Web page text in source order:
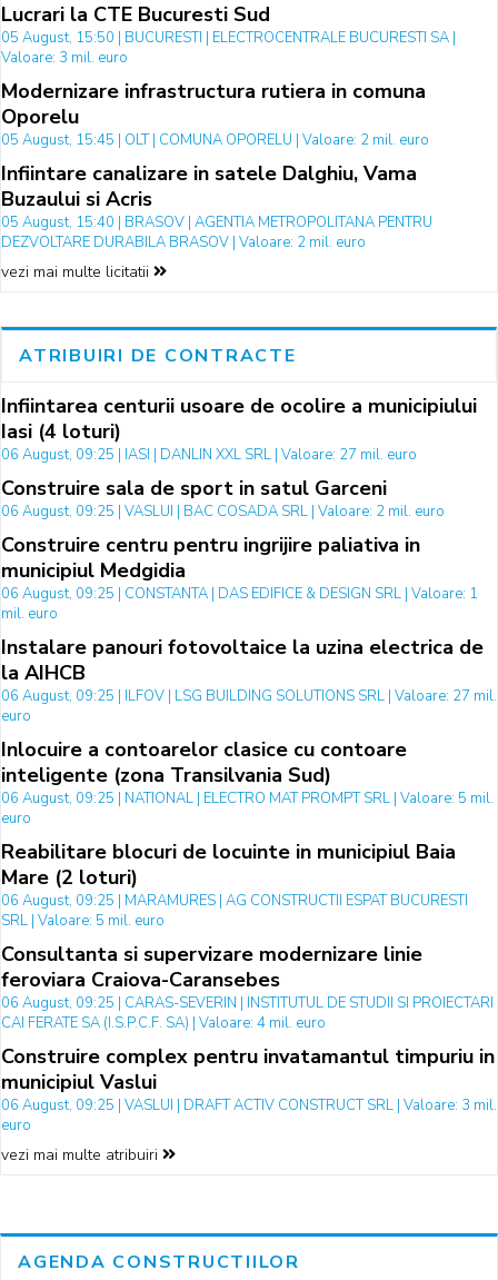
Lucrari la CTE Bucuresti Sud
05 August, 15:50 | BUCURESTI | ELECTROCENTRALE BUCURESTI SA |
Valoare: 3 mil. euro
Modernizare infrastructura rutiera in comuna
Oporelu
05 August, 15:45 | OLT | COMUNA OPORELU | Valoare: 2 mil. euro
Infiintare canalizare in satele Dalghiu, Vama
Buzaului si Acris
05 August, 15:40 | BRASOV | AGENTIA METROPOLITANA PENTRU
DEZVOLTARE DURABILA BRASOV | Valoare: 2 mil. euro
vezi mai multe licitatii
ATRIBUIRI DE CONTRACTE
Infiintarea centurii usoare de ocolire a municipiului
Iasi (4 loturi)
06 August, 09:25 | IASI | DANLIN XXL SRL | Valoare: 27 mil. euro
Construire sala de sport in satul Garceni
06 August, 09:25 | VASLUI | BAC COSADA SRL | Valoare: 2 mil. euro
Construire centru pentru ingrijire paliativa in
municipiul Medgidia
06 August, 09:25 | CONSTANTA | DAS EDIFICE & DESIGN SRL | Valoare: 1
mil. euro
Instalare panouri fotovoltaice la uzina electrica de
la AIHCB
06 August, 09:25 | ILFOV | LSG BUILDING SOLUTIONS SRL | Valoare: 27 mil.
euro
Inlocuire a contoarelor clasice cu contoare
inteligente (zona Transilvania Sud)
06 August, 09:25 | NATIONAL | ELECTRO MAT PROMPT SRL | Valoare: 5 mil.
euro
Reabilitare blocuri de locuinte in municipiul Baia
Mare (2 loturi)
06 August, 09:25 | MARAMURES | AG CONSTRUCTII ESPAT BUCURESTI
SRL | Valoare: 5 mil. euro
Consultanta si supervizare modernizare linie
feroviara Craiova-Caransebes
06 August, 09:25 | CARAS-SEVERIN | INSTITUTUL DE STUDII SI PROIECTARI
CAI FERATE SA (I.S.P.C.F. SA) | Valoare: 4 mil. euro
Construire complex pentru invatamantul timpuriu in
municipiul Vaslui
06 August, 09:25 | VASLUI | DRAFT ACTIV CONSTRUCT SRL | Valoare: 3 mil.
euro
vezi mai multe atribuiri
AGENDA CONSTRUCTIILOR